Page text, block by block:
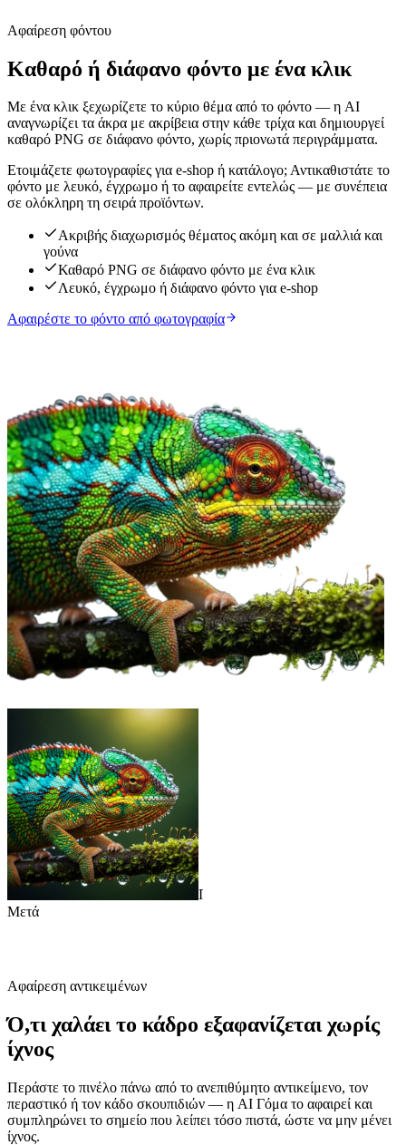
Αφαίρεση φόντου
Καθαρό ή διάφανο φόντο με ένα κλικ
Με ένα κλικ ξεχωρίζετε το κύριο θέμα από το φόντο — η AI
αναγνωρίζει τα άκρα με ακρίβεια στην κάθε τρίχα και δημιουργεί
καθαρό PNG σε διάφανο φόντο, χωρίς πριονωτά περιγράμματα.
Ετοιμάζετε φωτογραφίες για e-shop ή κατάλογο; Αντικαθιστάτε το
φόντο με λευκό, έγχρωμο ή το αφαιρείτε εντελώς — με συνέπεια
σε ολόκληρη τη σειρά προϊόντων.
Ακριβής διαχωρισμός θέματος ακόμη και σε μαλλιά και
γούνα
Καθαρό PNG σε διάφανο φόντο με ένα κλικ
Λευκό, έγχρωμο ή διάφανο φόντο για e-shop
Αφαιρέστε το φόντο από φωτογραφία
Πριν
Μετά
Αφαίρεση αντικειμένων
Ό,τι χαλάει το κάδρο εξαφανίζεται χωρίς
ίχνος
Περάστε το πινέλο πάνω από το ανεπιθύμητο αντικείμενο, τον
περαστικό ή τον κάδο σκουπιδιών — η AI Γόμα το αφαιρεί και
συμπληρώνει το σημείο που λείπει τόσο πιστά, ώστε να μην μένει
ίχνος.